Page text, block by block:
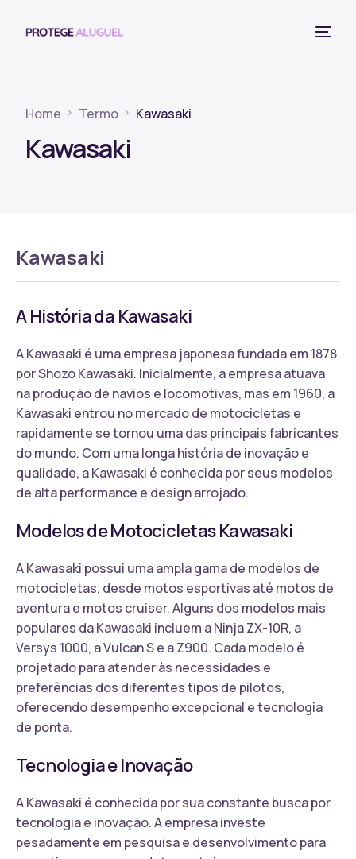
Home Termo Kawasaki
Kawasaki
Kawasaki
A História da Kawasaki
A Kawasaki é uma empresa japonesa fundada em 1878
por Shozo Kawasaki. Inicialmente, a empresa atuava
na produção de navios e locomotivas, mas em 1960, a
Kawasaki entrou no mercado de motocicletas e
rapidamente se tornou uma das principais fabricantes
do mundo. Com uma longa história de inovação e
qualidade, a Kawasaki é conhecida por seus modelos
de alta performance e design arrojado.
Modelos de Motocicletas Kawasaki
A Kawasaki possui uma ampla gama de modelos de
motocicletas, desde motos esportivas até motos de
aventura e motos cruiser. Alguns dos modelos mais
populares da Kawasaki incluem a Ninja ZX-10R, a
Versys 1000, a Vulcan S e a Z900. Cada modelo é
projetado para atender às necessidades e
preferências dos diferentes tipos de pilotos,
oferecendo desempenho excepcional e tecnologia
de ponta.
Tecnologia e Inovação
A Kawasaki é conhecida por sua constante busca por
tecnologia e inovação. A empresa investe
pesadamente em pesquisa e desenvolvimento para